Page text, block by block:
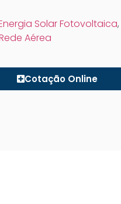
Solar Fotovoltaica,
Aérea
Cotação Online